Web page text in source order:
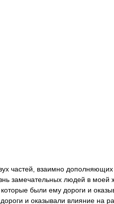
частей, взаимно дополняющих
замечательных людей в моей
были ему дороги и
и оказывали влияние на